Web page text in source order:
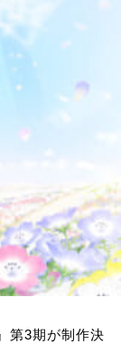
第3期が制作決